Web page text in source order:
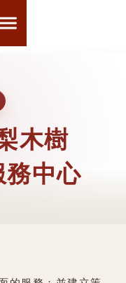
木樹
務中心